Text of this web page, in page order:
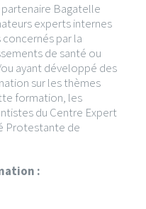
Bagatelle
experts internes
par la
de santé ou
ayant développé des
sur les thèmes
formation, les
du Centre Expert
Protestante de
: